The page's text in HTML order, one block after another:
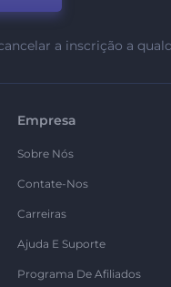
a inscrição a
Empresa
Sobre Nós
Contate-Nos
Carreiras
Ajuda E Suporte
Programa De Afiliados